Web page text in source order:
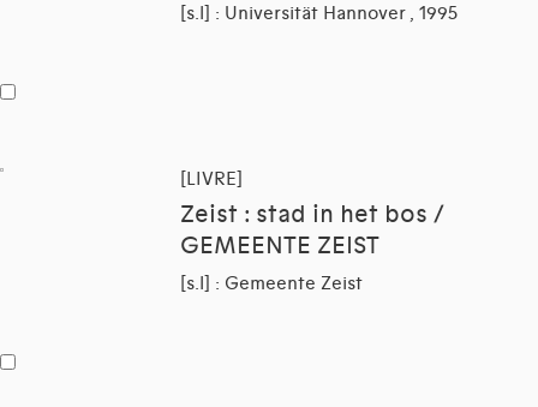
[s.l] : Universität Hannover , 1995
[LIVRE]
Zeist : stad in het bos /
GEMEENTE ZEIST
[s.l] : Gemeente Zeist